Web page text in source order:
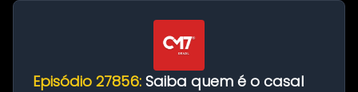
Episódio 27856: Saiba quem é o casal